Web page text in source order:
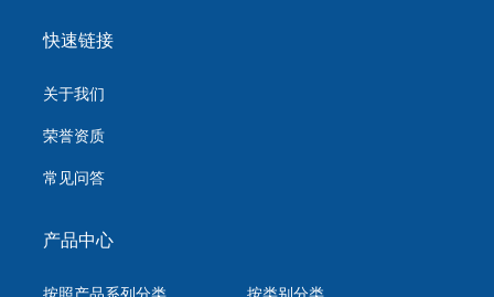
快速链接
关于我们
荣誉资质
常见问答
产品中心